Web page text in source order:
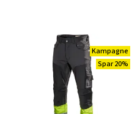
Kampagne
Spar 20%